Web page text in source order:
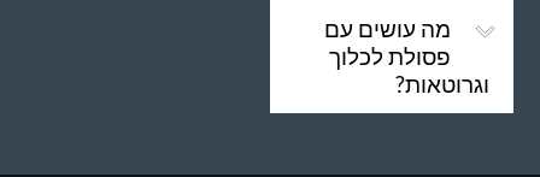
מה עושים עם
פסולת לכלוך
וגרוטאות?